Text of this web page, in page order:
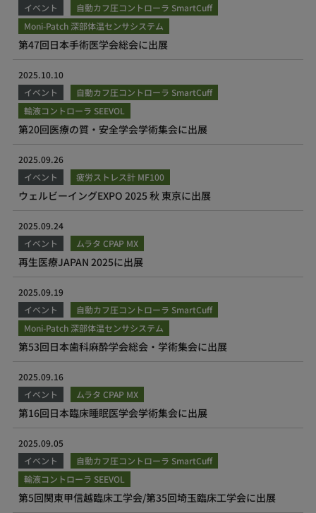
イベント
自動カフ圧コントローラ SmartCuff
Moni-Patch 深部体温センサシステム
第47回日本手術医学会総会に出展
2025.10.10
イベント
自動カフ圧コントローラ SmartCuff
輸液コントローラ SEEVOL
第20回医療の質・安全学会学術集会に出展
2025.09.26
イベント
疲労ストレス計 MF100
ウェルビーイングEXPO 2025 秋 東京に出展
2025.09.24
イベント
ムラタ CPAP MX
再生医療JAPAN 2025に出展
2025.09.19
イベント
自動カフ圧コントローラ SmartCuff
Moni-Patch 深部体温センサシステム
第53回日本歯科麻酔学会総会・学術集会に出展
2025.09.16
イベント
ムラタ CPAP MX
第16回日本臨床睡眠医学会学術集会に出展
2025.09.05
イベント
自動カフ圧コントローラ SmartCuff
輸液コントローラ SEEVOL
第5回関東甲信越臨床工学会/第35回埼玉臨床工学会に出展